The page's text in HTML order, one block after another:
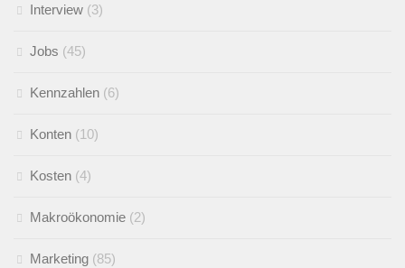
Interview (3)
Jobs (45)
Kennzahlen (6)
Konten (10)
Kosten (4)
Makroökonomie (2)
Marketing (85)